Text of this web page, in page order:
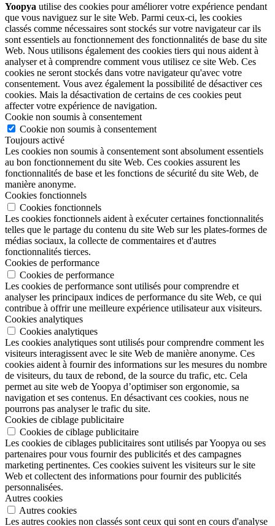
Yoopya utilise des cookies pour améliorer votre expérience pendant
que vous naviguez sur le site Web. Parmi ceux-ci, les cookies
classés comme nécessaires sont stockés sur votre navigateur car ils
sont essentiels au fonctionnement des fonctionnalités de base du site
Web. Nous utilisons également des cookies tiers qui nous aident à
analyser et à comprendre comment vous utilisez ce site Web. Ces
cookies ne seront stockés dans votre navigateur qu'avec votre
consentement. Vous avez également la possibilité de désactiver ces
cookies. Mais la désactivation de certains de ces cookies peut
affecter votre expérience de navigation.
Cookie non soumis à consentement
Cookie non soumis à consentement
Toujours activé
Les cookies non soumis à consentement sont absolument essentiels
au bon fonctionnement du site Web. Ces cookies assurent les
fonctionnalités de base et les fonctions de sécurité du site Web, de
manière anonyme.
Cookies fonctionnels
Cookies fonctionnels
Les cookies fonctionnels aident à exécuter certaines fonctionnalités
telles que le partage du contenu du site Web sur les plates-formes de
médias sociaux, la collecte de commentaires et d'autres
fonctionnalités tierces.
Cookies de performance
Cookies de performance
Les cookies de performance sont utilisés pour comprendre et
analyser les principaux indices de performance du site Web, ce qui
contribue à offrir une meilleure expérience utilisateur aux visiteurs.
Cookies analytiques
Cookies analytiques
Les cookies analytiques sont utilisés pour comprendre comment les
visiteurs interagissent avec le site Web de manière anonyme. Ces
cookies aident à fournir des informations sur les mesures du nombre
de visiteurs, du taux de rebond, de la source du trafic, etc. Cela
permet au site web de Yoopya d’optimiser son ergonomie, sa
navigation et ses contenus. En désactivant ces cookies, nous ne
pourrons pas analyser le trafic du site.
Cookies de ciblage publicitaire
Cookies de ciblage publicitaire
Les cookies de ciblages publicitaires sont utilisés par Yoopya ou ses
partenaires pour vous fournir des publicités et des campagnes
marketing pertinentes. Ces cookies suivent les visiteurs sur le site
Web et collectent des informations pour fournir des publicités
personnalisées.
Autres cookies
Autres cookies
Les autres cookies non classés sont ceux qui sont en cours d'analyse